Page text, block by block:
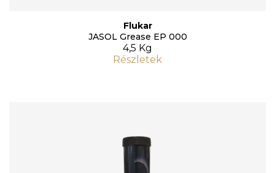
Flukar
JASOL Grease EP 000
4,5 Kg
Részletek